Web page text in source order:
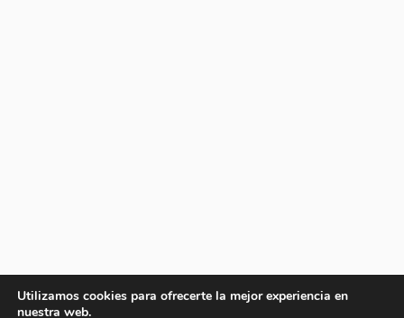
Utilizamos cookies para ofrecerte la mejor experiencia en
nuestra web.